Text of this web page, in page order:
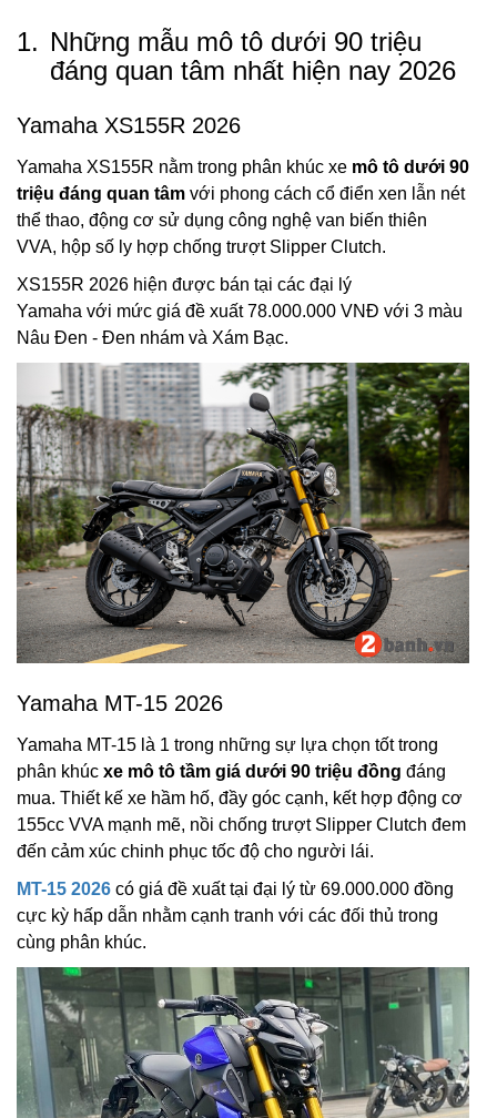
1. Những mẫu mô tô dưới 90 triệu
đáng quan tâm nhất hiện nay 2026
Yamaha XS155R 2026
Yamaha XS155R nằm trong phân khúc xe mô tô dưới 90
triệu đáng quan tâm với phong cách cổ điển xen lẫn nét
thể thao, động cơ sử dụng công nghệ van biến thiên
VVA, hộp số ly hợp chống trượt Slipper Clutch.
XS155R 2026 hiện được bán tại các đại lý
Yamaha với mức giá đề xuất 78.000.000 VNĐ với 3 màu
Nâu Đen - Đen nhám và Xám Bạc.
Yamaha MT-15 2026
Yamaha MT-15 là 1 trong những sự lựa chọn tốt trong
phân khúc xe mô tô tầm giá dưới 90 triệu đồng đáng
mua. Thiết kế xe hầm hố, đầy góc cạnh, kết hợp động cơ
155cc VVA mạnh mẽ, nồi chống trượt Slipper Clutch đem
đến cảm xúc chinh phục tốc độ cho người lái.
MT-15 2026 có giá đề xuất tại đại lý từ 69.000.000 đồng
cực kỳ hấp dẫn nhằm cạnh tranh với các đối thủ trong
cùng phân khúc.